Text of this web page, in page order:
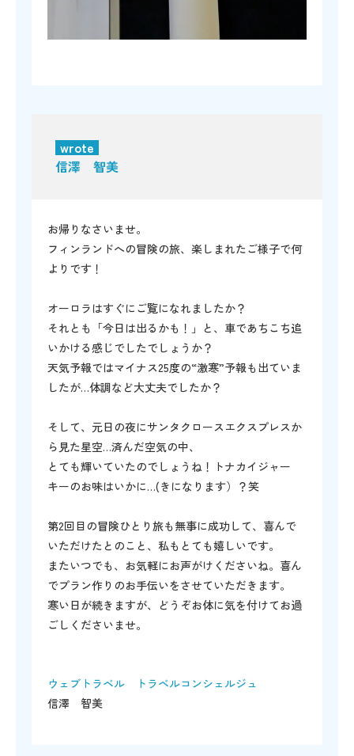
wrote
信澤 智美
お帰りなさいませ。
フィンランドへの冒険の旅、楽しまれたご様子で何
よりです！
オーロラはすぐにご覧になれましたか？
それとも「今日は出るかも！」と、車であちこち追
いかける感じでしたでしょうか？
天気予報ではマイナス25度の“激寒”予報も出ていま
したが…体調など大丈夫でしたか？
そして、元日の夜にサンタクロースエクスプレスか
ら見た星空…済んだ空気の中、
とても輝いていたのでしょうね！トナカイジャー
キーのお味はいかに…(きになります）？笑
第2回目の冒険ひとり旅も無事に成功して、喜んで
いただけたとのこと、私もとても嬉しいです。
またいつでも、お気軽にお声がけくださいね。喜ん
でプラン作りのお手伝いをさせていただきます。
寒い日が続きますが、どうぞお体に気を付けてお過
ごしくださいませ。
ウェブトラベル トラベルコンシェルジュ
信澤 智美